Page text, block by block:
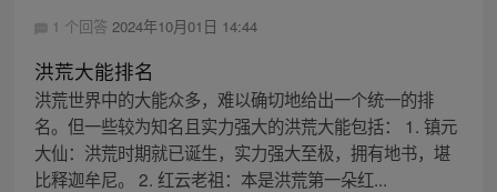
1 个回答 2024年10月01日 14:44
洪荒大能排名
洪荒世界中的大能众多，难以确切地给出一个统一的排
名。但一些较为知名且实力强大的洪荒大能包括： 1. 镇元
大仙：洪荒时期就已诞生，实力强大至极，拥有地书，堪
比释迦牟尼。 2. 红云老祖：本是洪荒第一朵红...